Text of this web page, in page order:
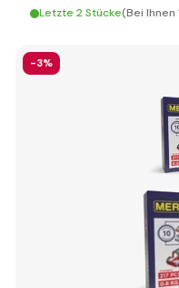
Letzte 2 Stücke(Bei Ihnen
-3%